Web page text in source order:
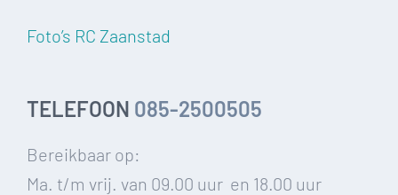
Foto’s RC Zaanstad
TELEFOON 085-2500505
Bereikbaar op:
Ma. t/m vrij. van 09.00 uur en 18.00 uur